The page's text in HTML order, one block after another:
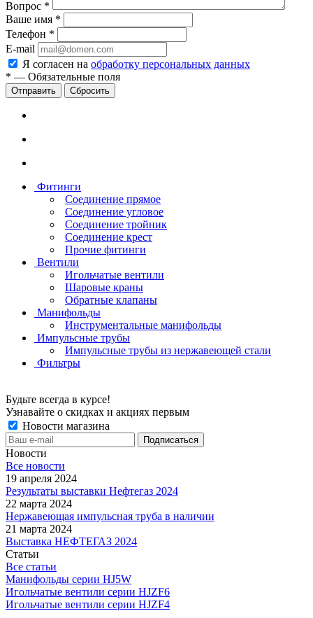
Вопрос *
Ваше имя *
Телефон *
E-mail
Я согласен на обработку персональных данных
* — Обязательные поля
Сбросить
Фитинги
Соединение прямое
Соединение угловое
Соединение тройник
Соединение крест
Прочие фитинги
Вентили
Игольчатые вентили
Шаровые краны
Обратные клапаны
Манифольды
Инструментальные манифольды
Импульсные трубы
Импульсные трубы из нержавеющей стали
Фильтры
Будьте всегда в курсе!
Узнавайте о скидках и акциях первым
Новости магазина
Новости
Все новости
19 апреля 2024
Результаты выставки Нефтегаз 2024
22 марта 2024
Нержавеющая импульсная труба в наличии
21 марта 2024
Выставка НЕФТЕГАЗ 2024
Статьи
Все статьи
Манифольды серии HJ5W
Игольчатые вентили серии HJZF6
Игольчатые вентили серии HJZF4